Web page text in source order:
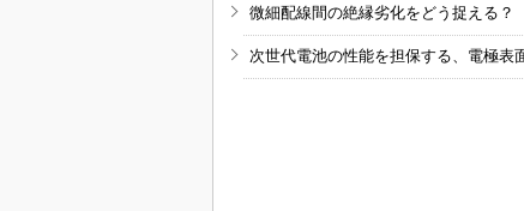
微細配線間の絶縁劣化をどう捉える
次世代電池の性能を担保する、電極表